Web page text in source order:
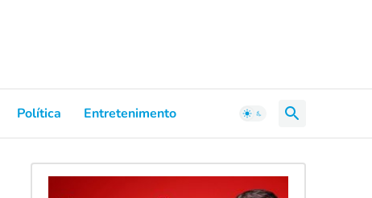
Política Entretenimento